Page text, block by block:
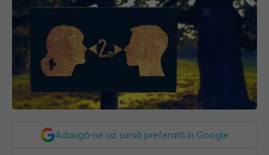
Adaugă-ne ca sursă preferată în Google